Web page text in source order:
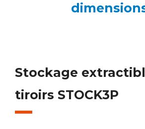
Stockage
tiroirs STOCK3P